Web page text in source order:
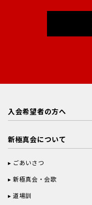
入会希望者の方へ
新極真会について
ごあいさつ
新極真会・会歌
道場訓